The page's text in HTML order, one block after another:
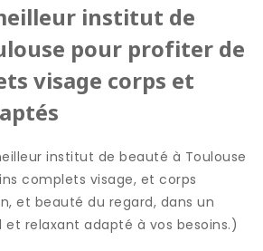
institut de
pour profiter de
visage corps et
institut de beauté à Toulouse
complets visage, et corps
et beauté du regard, dans un
relaxant adapté à vos besoins.)